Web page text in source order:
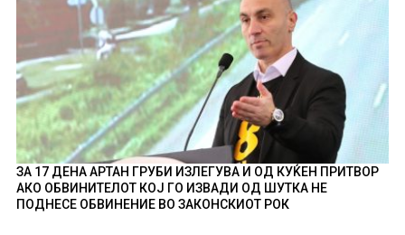
ЗА 17 ДЕНА АРТАН ГРУБИ ИЗЛЕГУВА И ОД КУЌЕН ПРИТВОР
АКО ОБВИНИТЕЛОТ КОЈ ГО ИЗВАДИ ОД ШУТКА НЕ
ПОДНЕСЕ ОБВИНЕНИЕ ВО ЗАКОНСКИОТ РОК